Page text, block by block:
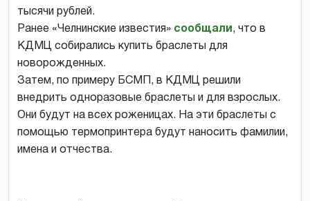
тысячи рублей.
Ранее «Челнинские известия» сообщали, что в
КДМЦ собирались купить браслеты для
новорожденных.
Затем, по примеру БСМП, в КДМЦ решили
внедрить одноразовые браслеты и для взрослых.
Они будут на всех роженицах. На эти браслеты с
помощью термопринтера будут наносить фамилии,
имена и отчества.